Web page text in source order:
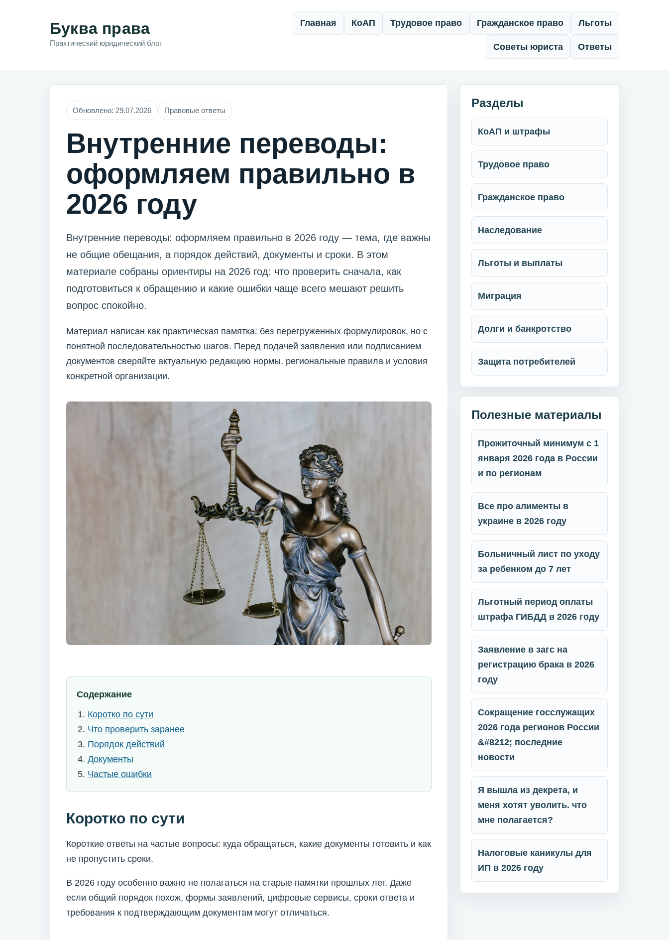
Буква права
Практический юридический блог
Главная КоАП Трудовое право Гражданское право Льготы
Советы юриста Ответы
Обновлено: 29.07.2026 Правовые ответы
Внутренние переводы:
оформляем правильно в
2026 году
Внутренние переводы: оформляем правильно в 2026 году — тема, где важны
не общие обещания, а порядок действий, документы и сроки. В этом
материале собраны ориентиры на 2026 год: что проверить сначала, как
подготовиться к обращению и какие ошибки чаще всего мешают решить
вопрос спокойно.
Материал написан как практическая памятка: без перегруженных формулировок, но с
понятной последовательностью шагов. Перед подачей заявления или подписанием
документов сверяйте актуальную редакцию нормы, региональные правила и условия
конкретной организации.
Содержание
Коротко по сути
Что проверить заранее
Порядок действий
Документы
Частые ошибки
Коротко по сути
Короткие ответы на частые вопросы: куда обращаться, какие документы готовить и как
не пропустить сроки.
В 2026 году особенно важно не полагаться на старые памятки прошлых лет. Даже
если общий порядок похож, формы заявлений, цифровые сервисы, сроки ответа и
требования к подтверждающим документам могут отличаться.
Разделы
КоАП и штрафы
Трудовое право
Гражданское право
Наследование
Льготы и выплаты
Миграция
Долги и банкротство
Защита потребителей
Полезные материалы
Прожиточный минимум с 1
января 2026 года в России
и по регионам
Все про алименты в
украине в 2026 году
Больничный лист по уходу
за ребенком до 7 лет
Льготный период оплаты
штрафа ГИБДД в 2026 году
Заявление в загс на
регистрацию брака в 2026
году
Сокращение госслужащих
2026 года регионов России
&#8212; последние
новости
Я вышла из декрета, и
меня хотят уволить. что
мне полагается?
Налоговые каникулы для
ИП в 2026 году